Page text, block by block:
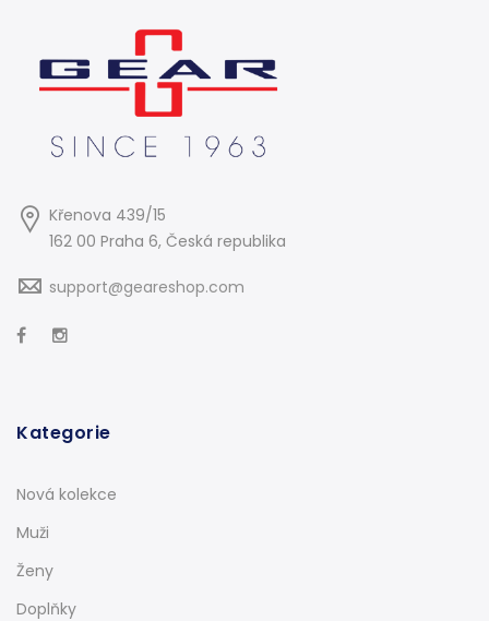
Křenova 439/15
162 00 Praha 6, Česká republika
support@geareshop.com
Kategorie
Nová kolekce
Muži
Ženy
Doplňky